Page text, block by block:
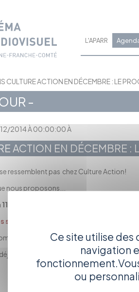
L'APARR
CULTURE ACTION EN DÉCEMBRE : LE
-
2014 À 00:00:00 À
ACTION EN DÉCEMBRE :
se ressemblent pas chez Culture Action!
nous proposons
savoir-faire »
s’y prendre ?
convivial.
Ce site utilise
navigation
ou